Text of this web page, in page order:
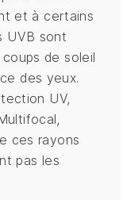
et à certains
UVB sont
de soleil
des yeux.
UV,
ces rayons
pas les